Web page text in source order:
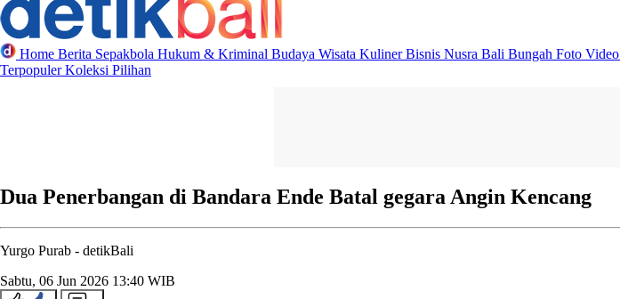
Home Berita Sepakbola Hukum & Kriminal Budaya Wisata KulinerBisnis Nusra Bali Bungah Foto Video
TerpopulerKoleksi Pilihan
Dua Penerbangan di Bandara Ende Batal gegara Angin Kencang
Yurgo Purab - detikBali
Sabtu, 06 Jun 2026 13:40 WIB